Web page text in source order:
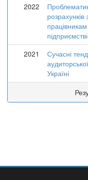
2022
підприємстві
2021
Сучасні
Україні